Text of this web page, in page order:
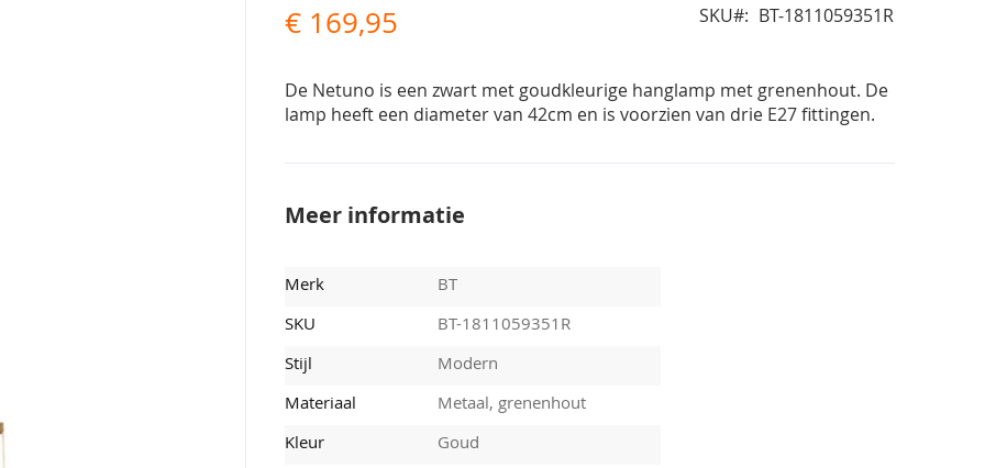
€ 169,95 SKU BT-1811059351R
De Netuno is een zwart met goudkleurige hanglamp met grenenhout. De
lamp heeft een diameter van 42cm en is voorzien van drie E27 fittingen.
Meer informatie
Merk
BT
SKU
BT-1811059351R
Stijl
Modern
Materiaal
Metaal, grenenhout
Kleur
Goud